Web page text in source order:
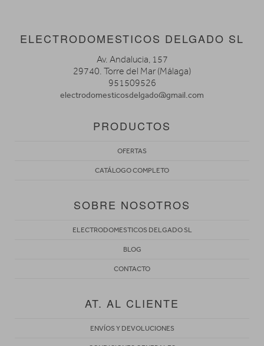
ELECTRODOMESTICOS DELGADO SL
Av. Andalucia, 157
29740. Torre del Mar (Málaga)
951509526
electrodomesticosdelgado@gmail.com
PRODUCTOS
OFERTAS
CATÁLOGO COMPLETO
SOBRE NOSOTROS
ELECTRODOMESTICOS DELGADO SL
BLOG
CONTACTO
AT. AL CLIENTE
ENVÍOS Y DEVOLUCIONES